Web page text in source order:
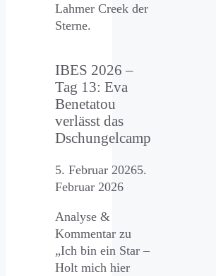
Lahmer Creek der
Sterne.
IBES 2026 –
Tag 13: Eva
Benetatou
verlässt das
Dschungelcamp
5. Februar 20265.
Februar 2026
Analyse &
Kommentar zu
„Ich bin ein Star –
Holt mich hier